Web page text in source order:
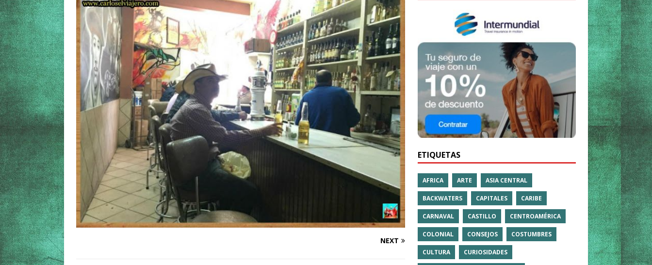
[ 3 agosto, 2025 ]
Qué ver en Manama. La capital de Baréin
BARÉIN
[ 15 marzo, 2026 ] Ela Nguema. El barrio más castizo de Malabo GUINEA ECUATORIAL
NEXT
ETIQUETAS
AFRICA ARTE ASIA CENTRAL
BACKWATERS CAPITALES CARIBE
CARNAVAL CASTILLO CENTROAMÉRICA
COLONIAL CONSEJOS COSTUMBRES
CULTURA CURIOSIDADES